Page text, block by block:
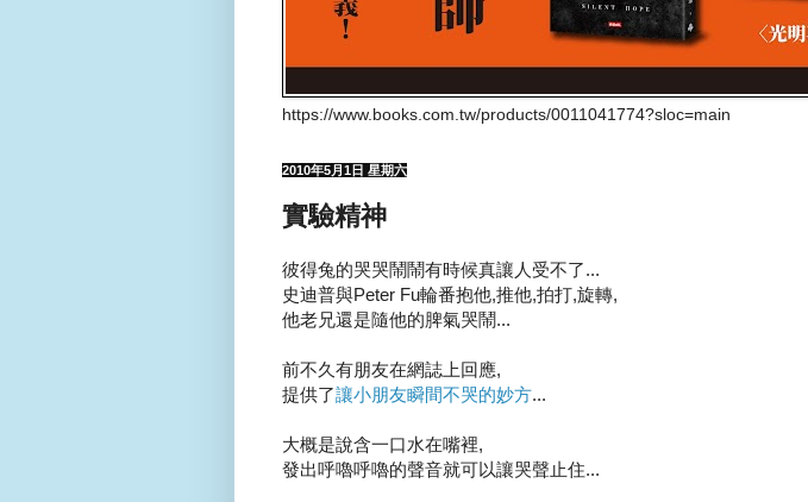
https://www.books.com.tw/products/0011041774?sloc=main
2010年5月1日 星期六
實驗精神
彼得兔的哭哭鬧鬧有時候真讓人受不了...
史迪普與Peter Fu輪番抱他,推他,拍打,旋轉,
他老兄還是隨他的脾氣哭鬧...
前不久有朋友在網誌上回應,
提供了讓小朋友瞬間不哭的妙方...
大概是說含一口水在嘴裡,
發出呼嚕呼嚕的聲音就可以讓哭聲止住...